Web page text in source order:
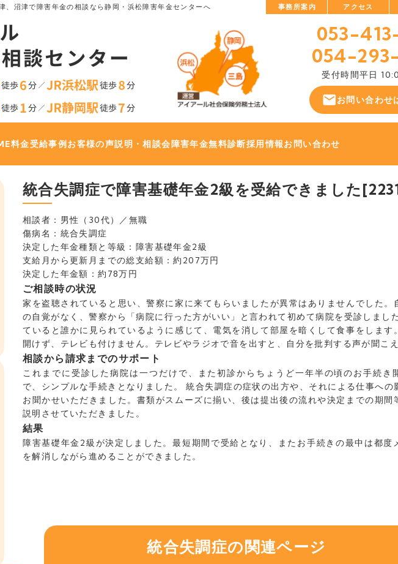
、沼津で障害年金の相談なら静岡・浜松障害年金センターへ 事務所案内 アクセス
053-
054-
受付時間平日
お問い合わせ
料金受給事例お客様の声説明・相談会障害年金無料診断採用情報お問い合わせ
統合失調症で障害基礎年金2級を受給できました
相談者：男性（30代）／無職
傷病名：統合失調症
決定した年金種類と等級：障害基礎年金2級
支給月から更新月までの総支給額：約207万円
決定した年金額：約78万円
ご相談時の状況
家を盗聴されていると思い、警察に家に来てもらいましたが異常はありませんでした。
の自覚がなく、警察から「病院に行った方がいい」と言われて初めて病院を受診しまし
ていると誰かに見られているように感じて、電気を消して部屋を暗くして食事をします
開けず、テレビも付けません。テレビやラジオで音を出すと、自分を批判する声が聞こえ
相談から請求までのサポート
これまでに受診した病院は一つだけで、また初診からちょうど一年半の頃のお手続き
で、シンプルな手続きとなりました。 統合失調症の症状の出方や、それによる仕事への
お聞かせいただきました。書類がスムーズに揃い、後は提出後の流れや決定までの期間
説明させていただきました。
結果
障害基礎年金2級が決定しました。最短期間で受給となり、またお手続きの最中は都度
を解消しながら進めることができました。
統合失調症の関連ページ